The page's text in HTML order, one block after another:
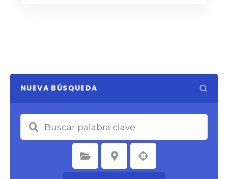
NUEVA BÚSQUEDA
Seleccione la categoría Seleccione la ubicación